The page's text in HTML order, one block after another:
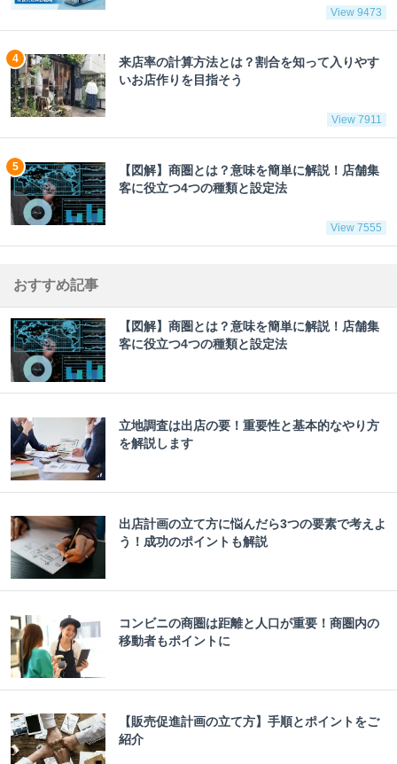
View 9473
来店率の計算方法とは？割合を知って入りやす
いお店作りを目指そう
View 7911
【図解】商圏とは？意味を簡単に解説！店舗集
客に役立つ4つの種類と設定法
View 7555
おすすめ記事
【図解】商圏とは？意味を簡単に解説！店舗集
客に役立つ4つの種類と設定法
立地調査は出店の要！重要性と基本的なやり方
を解説します
出店計画の立て方に悩んだら3つの要素で考えよ
う！成功のポイントも解説
コンビニの商圏は距離と人口が重要！商圏内の
移動者もポイントに
【販売促進計画の立て方】手順とポイントをご
紹介